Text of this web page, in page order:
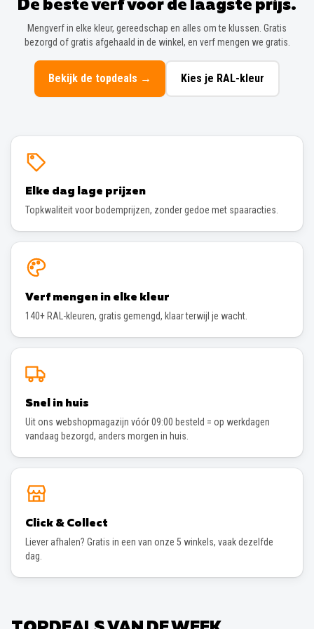
De beste verf voor de laagste prijs.
Mengverf in elke kleur, gereedschap en alles om te klussen. Gratis
bezorgd of gratis afgehaald in de winkel, en verf mengen we gratis.
Bekijk de topdeals → Kies je RAL-kleur
Elke dag lage prijzen
Topkwaliteit voor bodemprijzen, zonder gedoe met spaaracties.
Verf mengen in elke kleur
140+ RAL-kleuren, gratis gemengd, klaar terwijl je wacht.
Snel in huis
Uit ons webshopmagazijn vóór 09:00 besteld = op werkdagen
vandaag bezorgd, anders morgen in huis.
Click & Collect
Liever afhalen? Gratis in een van onze 5 winkels, vaak dezelfde
dag.